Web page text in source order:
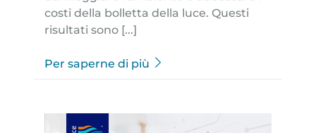
costi della bolletta della luce. Questi
risultati sono [...]
Per saperne di più